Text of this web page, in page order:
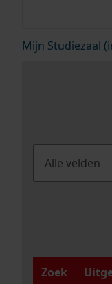
Mijn Studiezaal
Zoek